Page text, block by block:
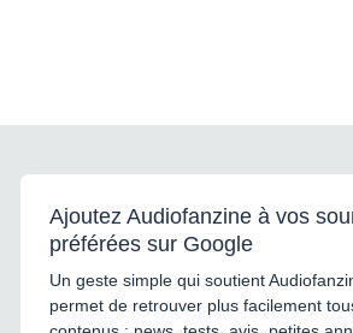
Ajoutez Audiofanzine à vos
préférées sur Google
Un geste simple qui soutient
permet de retrouver plus facilement